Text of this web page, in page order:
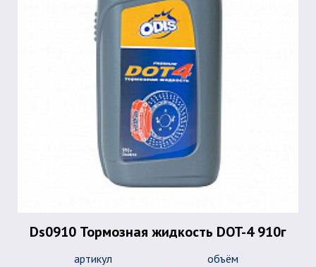
Ds0910 Тормозная жидкость DOT-4 910г
артикул
объём